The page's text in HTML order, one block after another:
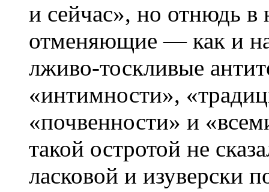
и сейчас», но отнюдь
отменяющие — как и
лживо-тоскливые
«интимности»,
«почвенности» и
такой остротой не
ласковой и изуверски